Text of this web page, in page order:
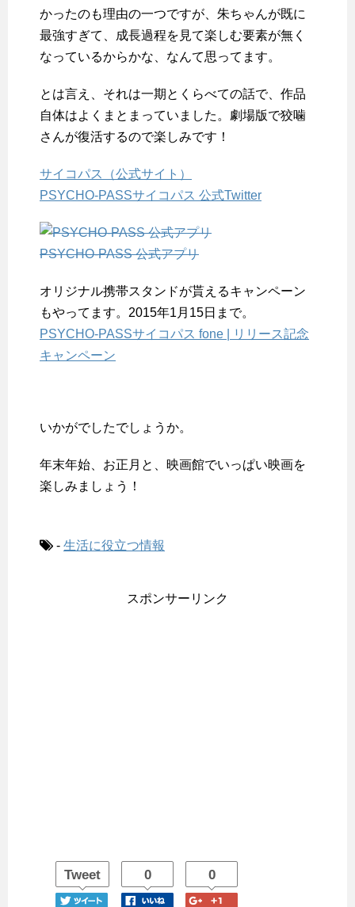
かったのも理由の一つですが、朱ちゃんが既に
最強すぎて、成長過程を見て楽しむ要素が無く
なっているからかな、なんて思ってます。
とは言え、それは一期とくらべての話で、作品
自体はよくまとまっていました。劇場版で狡噛
さんが復活するので楽しみです！
サイコパス（公式サイト）
PSYCHO-PASSサイコパス 公式Twitter
PSYCHO-PASS 公式アプリ
オリジナル携帯スタンドが貰えるキャンペーン
もやってます。2015年1月15日まで。
PSYCHO-PASSサイコパス fone | リリース記念
キャンペーン
いかがでしたでしょうか。
年末年始、お正月と、映画館でいっぱい映画を
楽しみましょう！
- 生活に役立つ情報
スポンサーリンク
Tweet 0 0